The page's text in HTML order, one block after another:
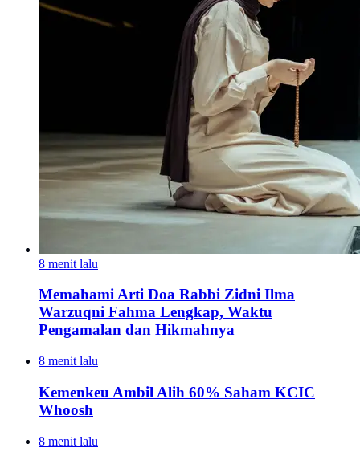
8 menit lalu
Memahami Arti Doa Rabbi Zidni Ilma
Warzuqni Fahma Lengkap, Waktu
Pengamalan dan Hikmahnya
8 menit lalu
Kemenkeu Ambil Alih 60% Saham KCIC
Whoosh
8 menit lalu